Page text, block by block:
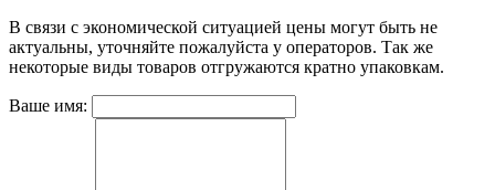
В связи с экономической ситуацией цены могут быть не
актуальны, уточняйте пожалуйста у операторов. Так же
некоторые виды товаров отгружаются кратно упаковкам.
Ваше имя: